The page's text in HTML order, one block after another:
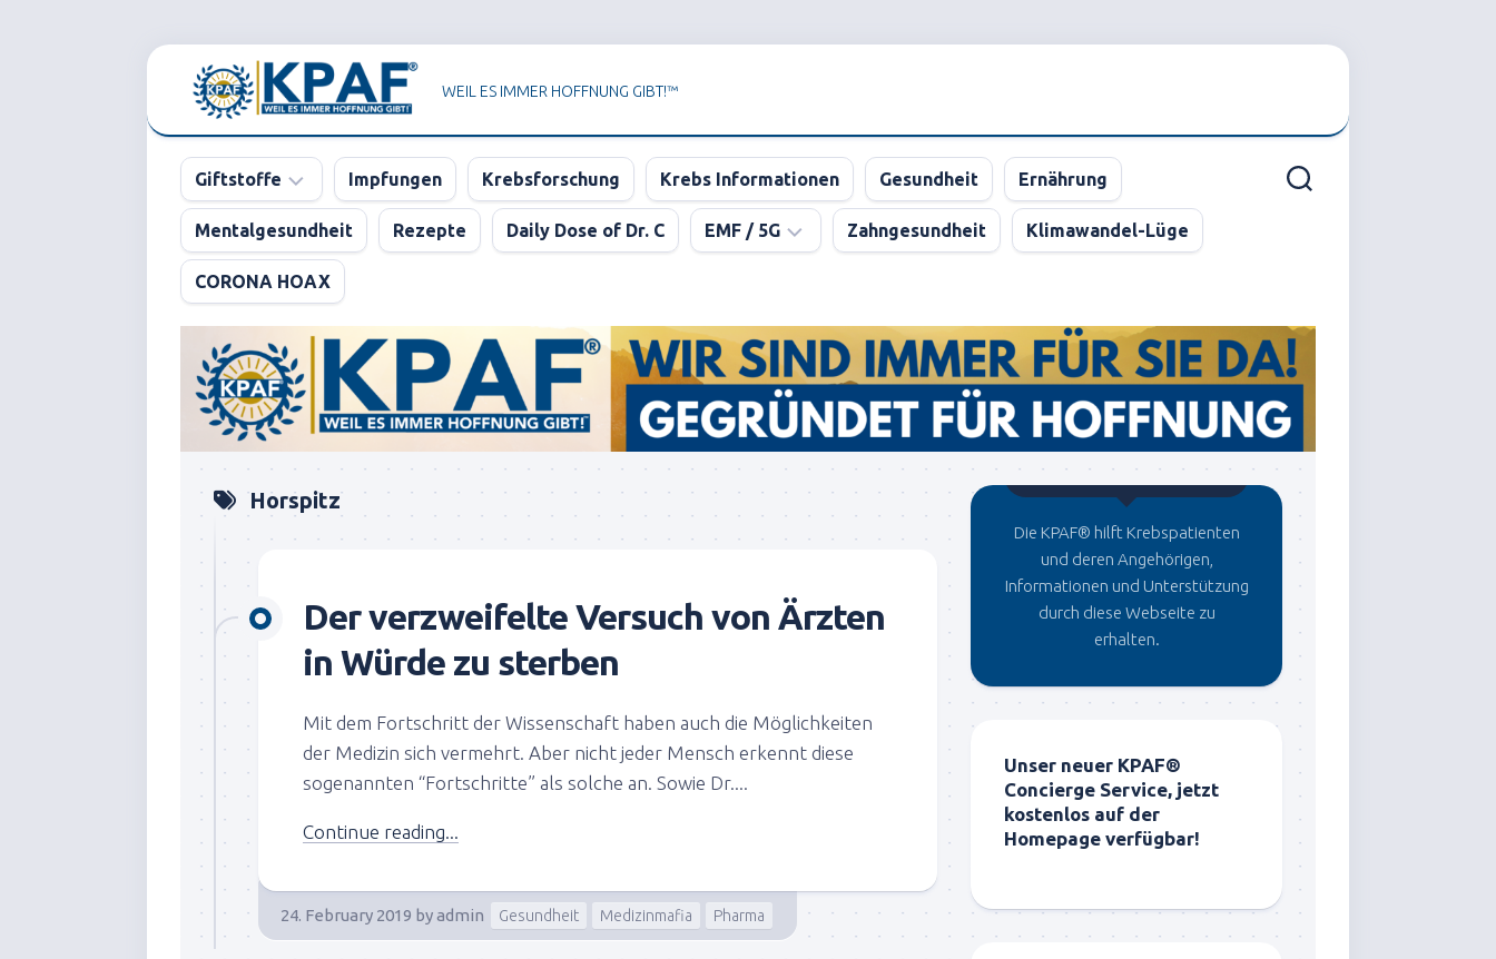
WEIL ES IMMER HOFFNUNG GIBT!™
Giftstoffe
Pharma
Impfungen Krebsforschung Krebs Informationen Gesundheit Ernährung
Mentalgesundheit Rezepte Daily Dose of Dr. C EMF / 5G
der
KPAF®
DER
GROSSE
5G
Zahngesundheit Klimawandel-Lüge
CORONA HOAX
Horspitz
Der verzweifelte Versuch von Ärzten
in Würde zu sterben
Mit dem Fortschritt der Wissenschaft haben auch die Möglichkeiten
der Medizin sich vermehrt. Aber nicht jeder Mensch erkennt diese
sogenannten “Fortschritte” als solche an. Sowie Dr....
Continue reading...
24. February 2019 byadmin Gesundheit Medizinmafia Pharma
Gegründet von Dr.C
Die KPAF® hilft Krebspatienten
und deren Angehörigen,
Informationen und Unterstützung
durch diese Webseite zu
erhalten.
Unser neuer KPAF®
Concierge Service, jetzt
kostenlos auf der
Homepage verfügbar!